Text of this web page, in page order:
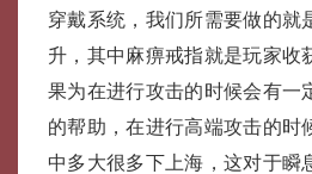
穿戴系统，我们所需要做的就
升，其中麻痹戒指就是玩家收
果为在进行攻击的时候会有一
的帮助，在进行高端攻击的时
中多大很多下上海，这对于瞬